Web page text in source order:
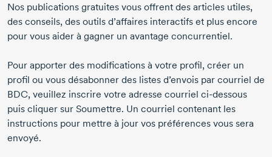
Nos publications gratuites vous offrent des articles utiles,
des conseils, des outils d’affaires interactifs et plus encore
pour vous aider à gagner un avantage concurrentiel.
Pour apporter des modifications à votre profil, créer un
profil ou vous désabonner des listes d’envois par courriel de
BDC, veuillez inscrire votre adresse courriel ci-dessous
puis cliquer sur Soumettre. Un courriel contenant les
instructions pour mettre à jour vos préférences vous sera
envoyé.